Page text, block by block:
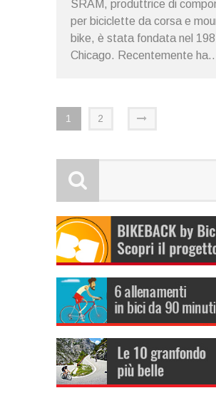
SRAM, produttrice di
per biciclette da corsa e
bike, è stata fondata nel
Chicago. Recentemente
1 2